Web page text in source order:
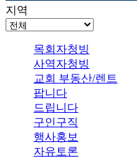
지역
목회자청빙
사역자청빙
교회 부동산/렌트
팝니다
드립니다
구인구직
행사홍보
자유토론